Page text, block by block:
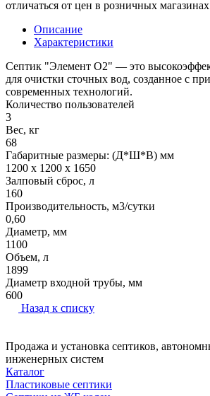
отличаться от цен в розничных магазинах
Описание
Характеристики
Септик "Элемент O2" — это
для очистки сточных вод, созданное с
современных технологий.
Количество пользователей
3
Вес, кг
68
Габаритные размеры: (Д*Ш*В) мм
1200 x 1200 x 1650
Залповый сброс, л
160
Производительность, м3/сутки
0,60
Диаметр, мм
1100
Объем, л
1899
Диаметр входной трубы, мм
600
Назад к списку
Продажа и установка септиков,
инженерных систем
Каталог
Пластиковые септики